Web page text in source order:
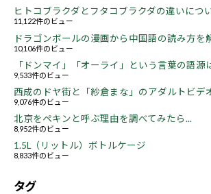
ヒトコブラクダとフタコブラクダの違いにつ
11,122件のビュー
ドラゴンボールの漫画から中国語の読み方を
10,106件のビュー
「ドンマイ」「オーライ」という言葉の語源
9,533件のビュー
西成のドヤ街と「紗倉まな」のアダルトビデ
9,076件のビュー
北京をペキンと呼ぶ理由を調べてみたら...
8,952件のビュー
1.5L（リットル）ボトルケージ
8,833件のビュー
タグ